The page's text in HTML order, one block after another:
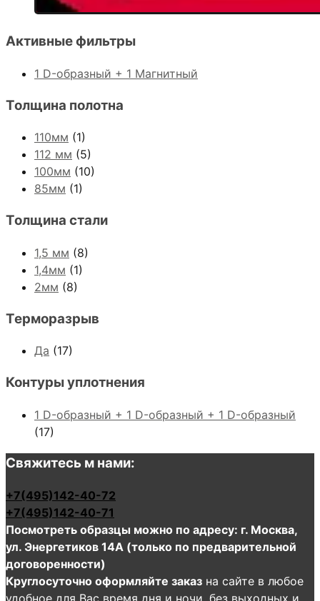
Активные фильтры
1 D-образный + 1 Магнитный
Толщина полотна
110мм (1)
112 мм (5)
100мм (10)
85мм (1)
Толщина стали
1,5 мм (8)
1,4мм (1)
2мм (8)
Терморазрыв
Да (17)
Контуры уплотнения
1 D-образный + 1 D-образный + 1 D-образный
(17)
Свяжитесь м нами:
+7(495)142-40-72
+7(495)142-40-71
Посмотреть образцы можно по адресу: г. Москва,
ул. Энергетиков 14А (только по предварительной
договоренности)
Круглосуточно оформляйте заказ на сайте в любое